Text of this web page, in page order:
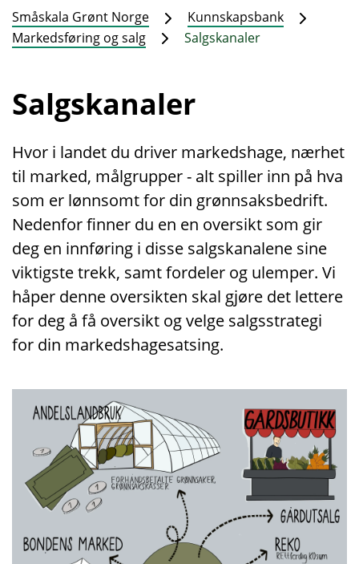
Småskala Grønt Norge
Kunnskapsbank
Markedsføring og salg
Salgskanaler
Salgskanaler
Hvor i landet du driver markedshage, nærhet
til marked, målgrupper - alt spiller inn på hva
som er lønnsomt for din grønnsaksbedrift.
Nedenfor finner du en en oversikt som gir
deg en innføring i disse salgskanalene sine
viktigste trekk, samt fordeler og ulemper. Vi
håper denne oversikten skal gjøre det lettere
for deg å få oversikt og velge salgsstrategi
for din markedshagesatsing.